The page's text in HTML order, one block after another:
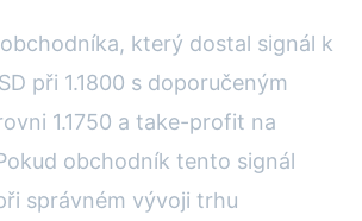
který dostal signál k
při 1.1800 s doporučeným
1.1750 a take-profit na
obchodník tento signál
správném vývoji trhu